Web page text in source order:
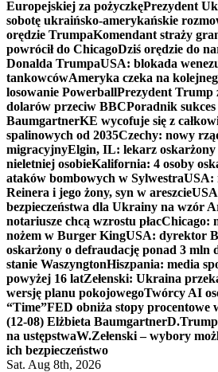
Europejskiej za pożyczkęPrezydent
sobotę ukraińsko-amerykańskie
orędzie TrumpaKomendant straży
powrócił do ChicagoDziś orędzie do
Donalda TrumpaUSA: blokada
tankowcówAmeryka czeka na
losowanie PowerballPrezydent Trump
dolarów przeciw BBCPoradnik
BaumgartnerKE wycofuje się z
spalinowych od 2035Czechy: nowy
migracyjnyElgin, IL: lekarz oskarżony
nieletniej osobieKalifornia: 4 osoby
ataków bombowych w SylwestraUSA:
Reinera i jego żony, syn w areszcie
bezpieczeństwa dla Ukrainy na wzór
notariusze chcą wzrostu płacChicago:
nożem w Burger KingUSA: dyrektor
oskarżony o defraudację ponad 3 mln
stanie WaszyngtonHiszpania: media
powyżej 16 latZełenski: Ukraina
wersję planu pokojowegoTwórcy AI
“Time”FED obniża stopy procentowe
(12-08) Elżbieta Baumgartner
na ustępstwaW.Zełenski – wybory
ich bezpieczeństwo
Sat. Aug 8th, 2026